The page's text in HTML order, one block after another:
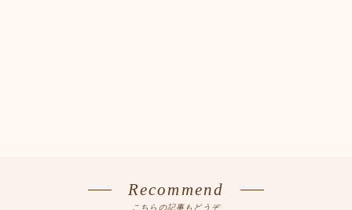
Recommend
こちらの記事もどうぞ